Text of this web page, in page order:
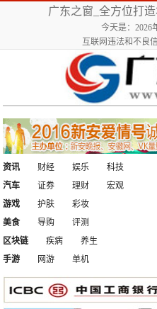
广东之窗_全方位打
今天是：2026
互联网违法和不良
资讯 财经 娱乐
科技
汽车
证券 理财 宏观
游戏
护肤
彩妆
美食
导购 评测
区块链
疾病
养生
手游
网游 单机